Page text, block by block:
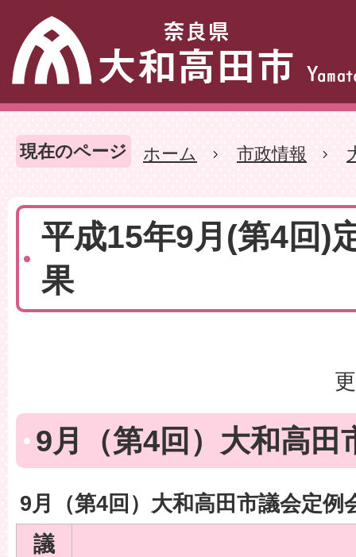
現在のページ ホーム 市政情報
平成15年9月(第4回)
果
9月（第4回）大和高田
9月（第4回）大和高田市議会定例
議